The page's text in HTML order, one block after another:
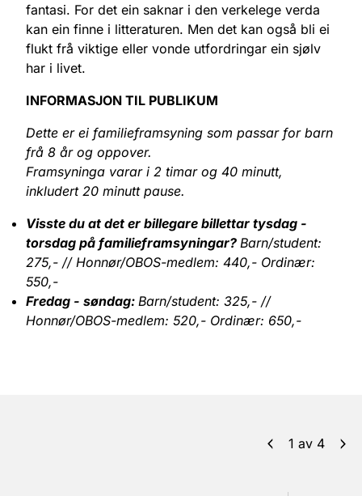
fantasi. For det ein saknar i den verkelege verda
kan ein finne i litteraturen. Men det kan også bli ei
flukt frå viktige eller vonde utfordringar ein sjølv
har i livet.
INFORMASJON TIL PUBLIKUM
Dette er ei familieframsyning som passar for barn
frå 8 år og oppover.
Framsyninga varar i 2 timar og 40 minutt,
inkludert 20 minutt pause.
Visste du at det er billegare billettar tysdag -
torsdag på familieframsyningar? Barn/student:
275,- // Honnør/OBOS-medlem: 440,- Ordinær:
550,-
Fredag - søndag: Barn/student: 325,- //
Honnør/OBOS-medlem: 520,- Ordinær: 650,-
1 av 4